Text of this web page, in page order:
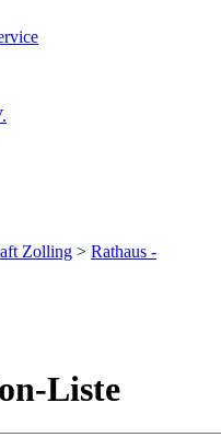
Zolling > Rathaus -
Liste